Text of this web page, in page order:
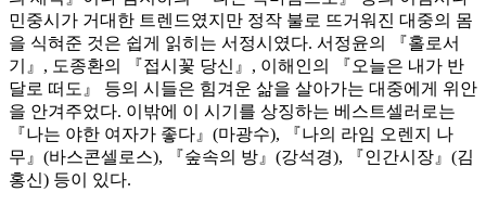
민중시가 거대한 트렌드였지만 정작 불로 뜨거워진 대중의 몸
을 식혀준 것은 쉽게 읽히는 서정시였다. 서정윤의 『홀로서
기』, 도종환의 『접시꽃 당신』, 이해인의 『오늘은 내가 반
달로 떠도』 등의 시들은 힘겨운 삶을 살아가는 대중에게 위안
을 안겨주었다. 이밖에 이 시기를 상징하는 베스트셀러로는
『나는 야한 여자가 좋다』(마광수), 『나의 라임 오렌지 나
무』(바스콘셀로스), 『숲속의 방』(강석경), 『인간시장』(김
홍신) 등이 있다.